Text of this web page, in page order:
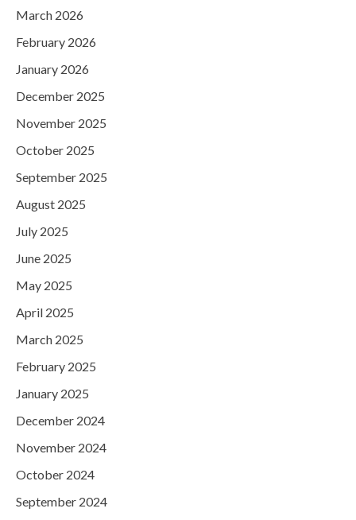
March 2026
February 2026
January 2026
December 2025
November 2025
October 2025
September 2025
August 2025
July 2025
June 2025
May 2025
April 2025
March 2025
February 2025
January 2025
December 2024
November 2024
October 2024
September 2024